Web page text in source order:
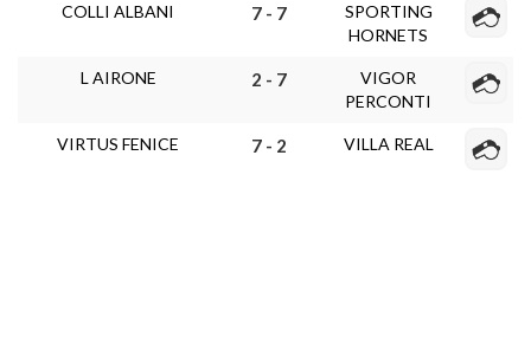
COLLI ALBANI 7 - 7
SPORTING
HORNETS
L AIRONE 2 - 7
VIGOR
PERCONTI
VIRTUS FENICE 7 - 2 VILLA REAL